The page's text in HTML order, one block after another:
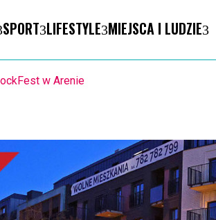
SPORT LIFESTYLE MIEJSCA I LUDZIE
Powiatu Kaliskiego